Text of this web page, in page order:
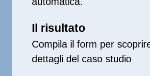
Il risultato
Compila il form per
dettagli del caso studio